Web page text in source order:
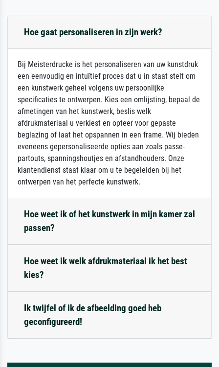
Hoe gaat personaliseren in zijn werk?
Bij Meisterdrucke is het personaliseren van uw kunstdruk
een eenvoudig en intuïtief proces dat u in staat stelt om
een kunstwerk geheel volgens uw persoonlijke
specificaties te ontwerpen. Kies een omlijsting, bepaal de
afmetingen van het kunstwerk, beslis welk
afdrukmateriaal u verkiest en opteer voor gepaste
beglazing of laat het opspannen in een frame. Wij bieden
eveneens gepersonaliseerde opties aan zoals passe-
partouts, spanningshoutjes en afstandhouders. Onze
klantendienst staat klaar om u te begeleiden bij het
ontwerpen van het perfecte kunstwerk.
Hoe weet ik of het kunstwerk in mijn kamer zal
passen?
Hoe weet ik welk afdrukmateriaal ik het best
kies?
Ik twijfel of ik de afbeelding goed heb
geconfigureerd!